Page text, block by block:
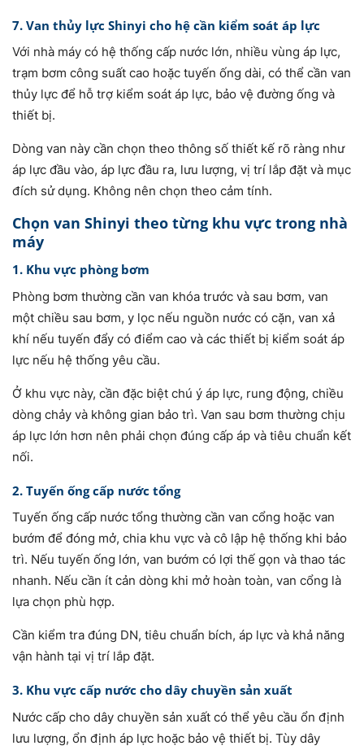
7. Van thủy lực Shinyi cho hệ cần kiểm soát áp lực
Với nhà máy có hệ thống cấp nước lớn, nhiều vùng áp lực,
trạm bơm công suất cao hoặc tuyến ống dài, có thể cần van
thủy lực để hỗ trợ kiểm soát áp lực, bảo vệ đường ống và
thiết bị.
Dòng van này cần chọn theo thông số thiết kế rõ ràng như
áp lực đầu vào, áp lực đầu ra, lưu lượng, vị trí lắp đặt và mục
đích sử dụng. Không nên chọn theo cảm tính.
Chọn van Shinyi theo từng khu vực trong nhà
máy
1. Khu vực phòng bơm
Phòng bơm thường cần van khóa trước và sau bơm, van
một chiều sau bơm, y lọc nếu nguồn nước có cặn, van xả
khí nếu tuyến đẩy có điểm cao và các thiết bị kiểm soát áp
lực nếu hệ thống yêu cầu.
Ở khu vực này, cần đặc biệt chú ý áp lực, rung động, chiều
dòng chảy và không gian bảo trì. Van sau bơm thường chịu
áp lực lớn hơn nên phải chọn đúng cấp áp và tiêu chuẩn kết
nối.
2. Tuyến ống cấp nước tổng
Tuyến ống cấp nước tổng thường cần van cổng hoặc van
bướm để đóng mở, chia khu vực và cô lập hệ thống khi bảo
trì. Nếu tuyến ống lớn, van bướm có lợi thế gọn và thao tác
nhanh. Nếu cần ít cản dòng khi mở hoàn toàn, van cổng là
lựa chọn phù hợp.
Cần kiểm tra đúng DN, tiêu chuẩn bích, áp lực và khả năng
vận hành tại vị trí lắp đặt.
3. Khu vực cấp nước cho dây chuyền sản xuất
Nước cấp cho dây chuyền sản xuất có thể yêu cầu ổn định
lưu lượng, ổn định áp lực hoặc bảo vệ thiết bị. Tùy dây